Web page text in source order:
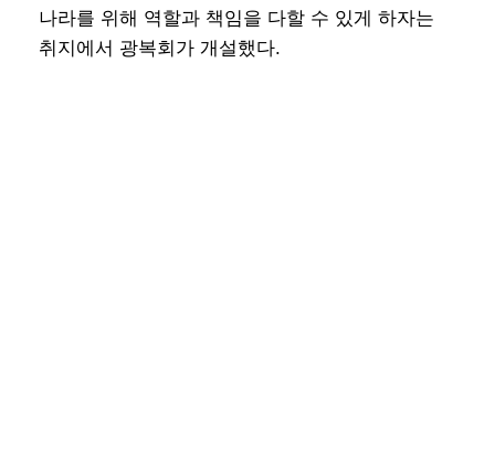
나라를 위해 역할과 책임을 다할 수 있게 하자는
취지에서 광복회가 개설했다.